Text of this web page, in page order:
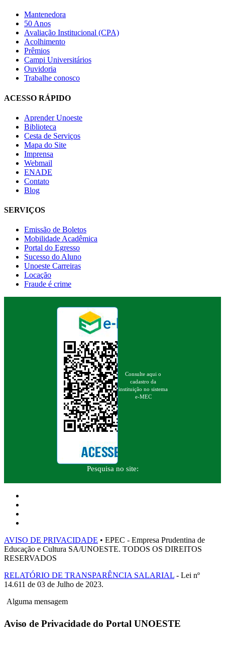
Mantenedora
50 Anos
Avaliação Institucional (CPA)
Acolhimento
Prêmios
Campi Universitários
Ouvidoria
Trabalhe conosco
ACESSO RÁPIDO
Aprender Unoeste
Biblioteca
Cesta de Serviços
Mapa do Site
Imprensa
Webmail
ENADE
Contato
Blog
SERVIÇOS
Emissão de Boletos
Mobilidade Acadêmica
Portal do Egresso
Sucesso do Aluno
Unoeste Carreiras
Locação
Fraude é crime
Consulte aqui o
cadastro da
instituição no sistema
e-MEC
Pesquisa no site:
AVISO DE PRIVACIDADE • EPEC - Empresa Prudentina de
Educação e Cultura SA/UNOESTE. TODOS OS DIREITOS
RESERVADOS
RELATÓRIO DE TRANSPARÊNCIA SALARIAL - Lei nº
14.611 de 03 de Julho de 2023.
Alguma mensagem
Aviso de Privacidade do Portal UNOESTE